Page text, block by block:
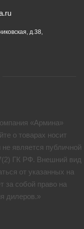
д.38,
«Армина»
о товарах носит
является публичной
ГК РФ. Внешний вид
от указанных на
за собой право на
дилеров.»